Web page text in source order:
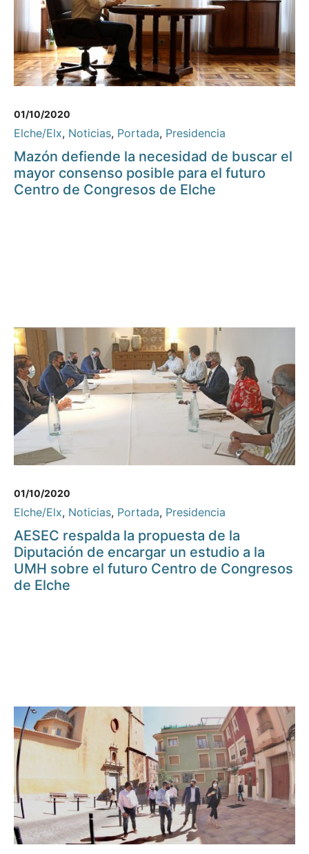
01/10/2020
Elche/Elx, Noticias, Portada, Presidencia
Mazón defiende la necesidad de buscar el
mayor consenso posible para el futuro
Centro de Congresos de Elche
01/10/2020
Elche/Elx, Noticias, Portada, Presidencia
AESEC respalda la propuesta de la
Diputación de encargar un estudio a la
UMH sobre el futuro Centro de Congresos
de Elche